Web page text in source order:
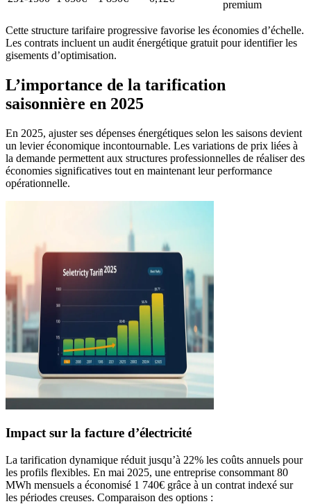
premium
Cette structure tarifaire progressive favorise les économies d’échelle.
Les contrats incluent un audit énergétique gratuit pour identifier les
gisements d’optimisation.
L’importance de la tarification
saisonnière en 2025
En 2025, ajuster ses dépenses énergétiques selon les saisons devient
un levier économique incontournable. Les variations de prix liées à
la demande permettent aux structures professionnelles de réaliser des
économies significatives tout en maintenant leur performance
opérationnelle.
Impact sur la facture d’électricité
La tarification dynamique réduit jusqu’à 22% les coûts annuels pour
les profils flexibles. En mai 2025, une entreprise consommant 80
MWh mensuels a économisé 1 740€ grâce à un contrat indexé sur
les périodes creuses. Comparaison des options :